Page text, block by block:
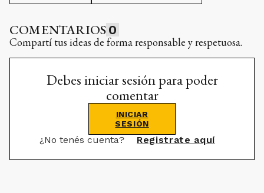
COMENTARIOS 0
Compartí tus ideas de forma responsable y respetuosa.
Debes iniciar sesión para poder
comentar
INICIAR
SESIÓN
¿No tenés cuenta? Registrate aquí